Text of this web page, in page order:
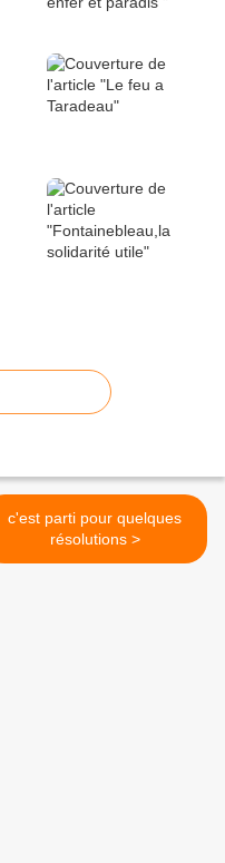
c'est parti pour quelques
résolutions >